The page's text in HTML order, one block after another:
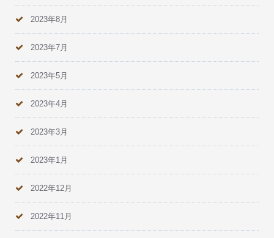
2023年8月
2023年7月
2023年5月
2023年4月
2023年3月
2023年1月
2022年12月
2022年11月